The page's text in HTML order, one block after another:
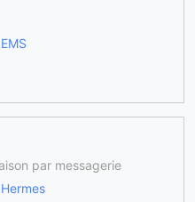
par messagerie